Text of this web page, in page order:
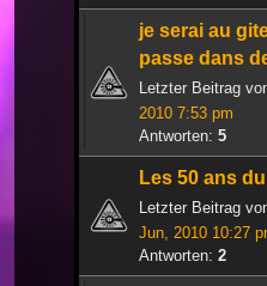
je serai au
passe dans
Letzter Beitrag
2010 7:53 pm
Antworten: 5
Les 50 ans
Letzter Beitrag
Jun, 2010 10:27
Antworten: 2